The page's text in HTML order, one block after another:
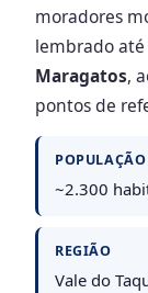
moradores
lembrado
Maragatos,
pontos de
POPULAÇÃO
~2.300
REGIÃO
Vale do